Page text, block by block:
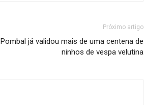
Próximo artigo
Pombal já validou mais de uma centena de
ninhos de vespa velutina